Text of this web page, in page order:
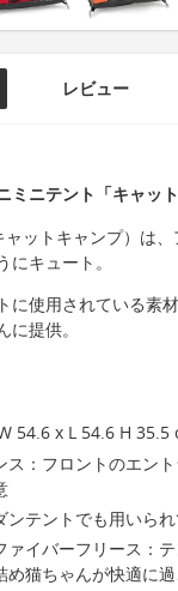
レビュー
ミニテント「キャッ
ットキャンプ）は
にキュート。
に使用されている素
に提供。
54.6 x L 54.6 H 35.5
ス：フロントのエン
ンテントでも用いら
ァイバーフリース：
め猫ちゃんが快適に